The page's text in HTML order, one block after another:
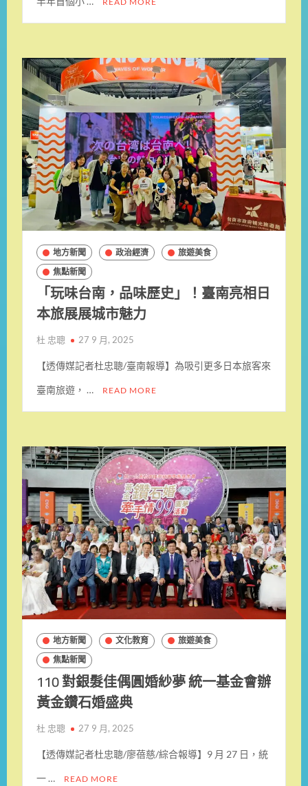
地方新聞 政治經濟
旅遊美食
焦點新聞
「玩味台南，品味歷史」！臺南亮相日
本旅展展城市魅力
杜 忠聰 27 9 月, 2025
【透傳媒記者杜忠聰/臺南報導】為吸引更多日本旅客來
臺南旅遊， … READ MORE
地方新聞 文化教育
旅遊美食
焦點新聞
110 對銀髮佳偶圓婚紗夢 統一基金會辦
黃金鑽石婚盛典
杜 忠聰 27 9 月, 2025
【透傳媒記者杜忠聰/廖蓓慈/綜合報導】9 月 27 日，統
一 … READ MORE